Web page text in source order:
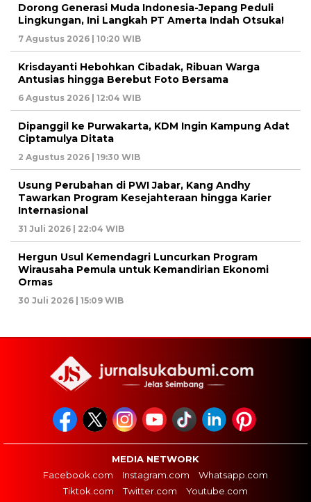
Dorong Generasi Muda Indonesia-Jepang Peduli
Lingkungan, Ini Langkah PT Amerta Indah Otsuka!
7 Agustus 2026 | 10:20 WIB
Krisdayanti Hebohkan Cibadak, Ribuan Warga
Antusias hingga Berebut Foto Bersama
6 Agustus 2026 | 12:04 WIB
Dipanggil ke Purwakarta, KDM Ingin Kampung Adat
Ciptamulya Ditata
2 Agustus 2026 | 19:30 WIB
Usung Perubahan di PWI Jabar, Kang Andhy
Tawarkan Program Kesejahteraan hingga Karier
Internasional
31 Juli 2026 | 22:04 WIB
Hergun Usul Kemendagri Luncurkan Program
Wirausaha Pemula untuk Kemandirian Ekonomi
Ormas
30 Juli 2026 | 15:09 WIB
MEDIA NETWORK
Facebook.com
Instagram.com
Whatsapp.com
Tiktok.com
Twitter.com Youtube.com